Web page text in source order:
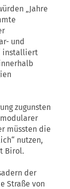
„Jahre
und
installiert
zugunsten
müssten die
nutzen,
Birol.
der
Straße von